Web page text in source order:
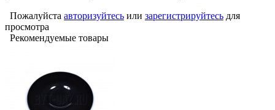
Пожалуйста авторизуйтесь или зарегистрируйтесь для
просмотра
Рекомендуемые товары